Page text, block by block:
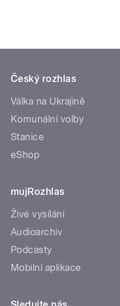
Český rozhlas
Válka na Ukrajině
Komunální volby
Stanice
eShop
mujRozhlas
Živé vysílání
Audioarchiv
Podcasty
Mobilní aplikace